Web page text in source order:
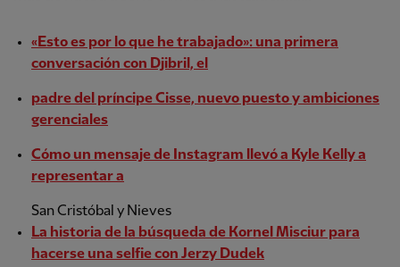
«Esto es por lo que he trabajado»: una primera
conversación con Djibril, el
padre del príncipe Cisse, nuevo puesto y ambiciones
gerenciales
Cómo un mensaje de Instagram llevó a Kyle Kelly a
representar a
San Cristóbal y Nieves
La historia de la búsqueda de Kornel Misciur para
hacerse una selfie con Jerzy Dudek